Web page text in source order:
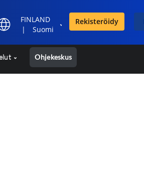
FINLAND
|
Suomi
Rekisteröidy
Ohjekeskus